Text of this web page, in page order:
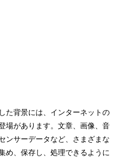
た背景には、インターネットの
場があります。文章、画像、音
ンサーデータなど、さまざまな
め、保存し、処理できるように